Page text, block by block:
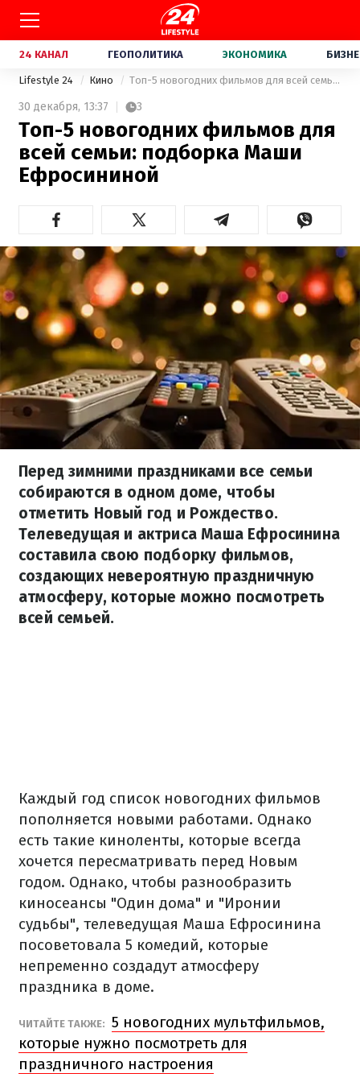
24 КАНАЛ ГЕОПОЛИТИКА ЭКОНОМИКА
Lifestyle 24 Кино Топ-5 новогодних фильмов для всей семьи: подборка Маши Ефросининой
30 декабря, 13:37 3
Топ-5 новогодних фильмов для
всей семьи: подборка Маши
Ефросининой
Перед зимними праздниками все семьи
собираются в одном доме, чтобы
отметить Новый год и Рождество.
Телеведущая и актриса Маша Ефросинина
составила свою подборку фильмов,
создающих невероятную праздничную
атмосферу, которые можно посмотреть
всей семьей.
Каждый год список новогодних фильмов
пополняется новыми работами. Однако
есть такие киноленты, которые всегда
хочется пересматривать перед Новым
годом. Однако, чтобы разнообразить
киносеансы "Один дома" и "Иронии
судьбы", телеведущая Маша Ефросинина
посоветовала 5 комедий, которые
непременно создадут атмосферу
праздника в доме.
ЧИТАЙТЕ ТАКЖЕ: 5 новогодних мультфильмов,
которые нужно посмотреть для
праздничного настроения